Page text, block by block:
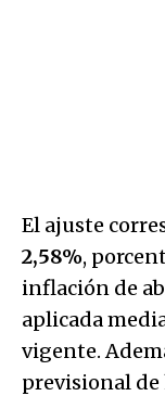
El ajuste
2,58%,
inflación de
aplicada
vigente.
previsional de